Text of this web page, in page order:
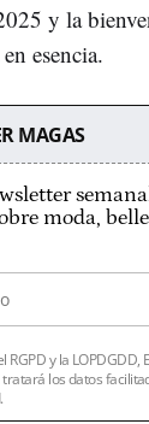
y la
esencia.
MAGAS
moda,
y la LOPDGDD,
tratará los datos